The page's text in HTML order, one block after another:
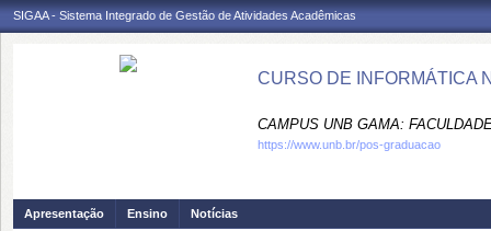
SIGAA - Sistema Integrado de Gestão de Atividades Acadêmicas
CURSO DE INFORMÁTICA
CAMPUS UNB GAMA:
https://www.unb.br/pos-graduacao
Apresentação Ensino Notícias